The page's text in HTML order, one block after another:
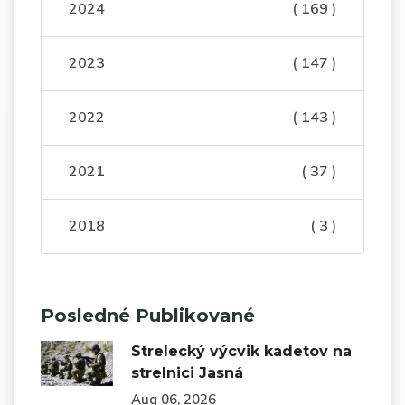
2024 ( 169 )
2023 ( 147 )
2022 ( 143 )
2021 ( 37 )
2018 ( 3 )
Posledné Publikované
Strelecký výcvik kadetov na
strelnici Jasná
Aug 06, 2026